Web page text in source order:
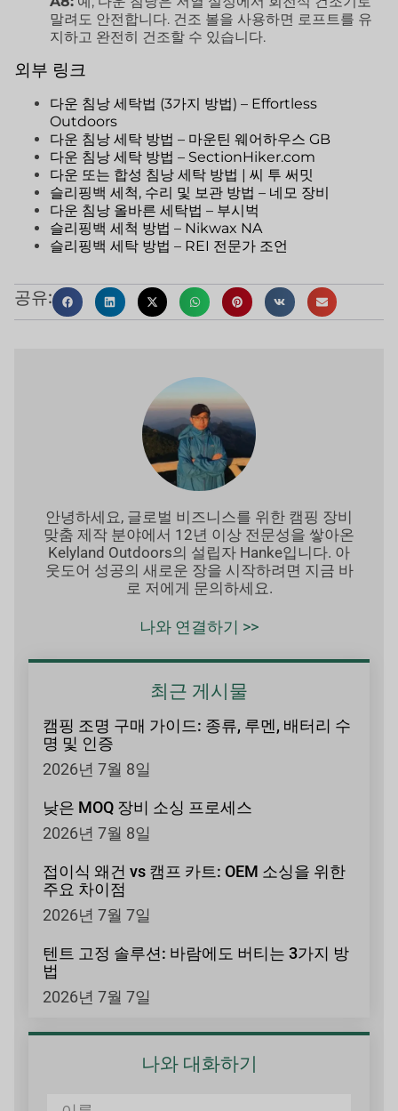
말려도 안전합니다. 건조 볼을 사용하면 로프트를 유
지하고 완전히 건조할 수 있습니다.
외부 링크
다운 침낭 세탁법 (3가지 방법) – Effortless
Outdoors
다운 침낭 세탁 방법 – 마운틴 웨어하우스 GB
다운 침낭 세탁 방법 – SectionHiker.com
다운 또는 합성 침낭 세탁 방법 | 씨 투 써밋
슬리핑백 세척, 수리 및 보관 방법 – 네모 장비
다운 침낭 올바른 세탁법 – 부시벅
슬리핑백 세척 방법 – Nikwax NA
슬리핑백 세탁 방법 – REI 전문가 조언
공유:
안녕하세요, 글로벌 비즈니스를 위한 캠핑 장비
맞춤 제작 분야에서 12년 이상 전문성을 쌓아온
Kelyland Outdoors의 설립자 Hanke입니다. 아
웃도어 성공의 새로운 장을 시작하려면 지금 바
로 저에게 문의하세요.
나와 연결하기 >>
최근 게시물
캠핑 조명 구매 가이드: 종류, 루멘, 배터리 수
명 및 인증
2026년 7월 8일
낮은 MOQ 장비 소싱 프로세스
2026년 7월 8일
접이식 왜건 vs 캠프 카트: OEM 소싱을 위한
주요 차이점
2026년 7월 7일
텐트 고정 솔루션: 바람에도 버티는 3가지 방
법
2026년 7월 7일
나와 대화하기